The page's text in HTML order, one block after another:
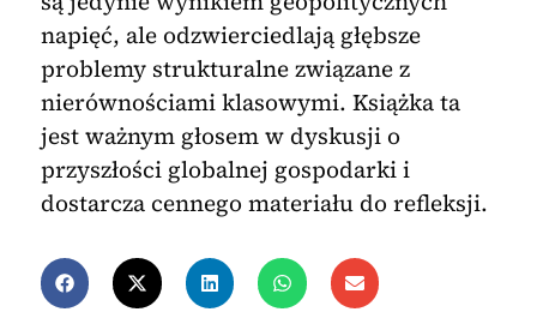
napięć, ale odzwierciedlają głębsze
problemy strukturalne związane z
nierównościami klasowymi. Książka ta
jest ważnym głosem w dyskusji o
przyszłości globalnej gospodarki i
dostarcza cennego materiału do refleksji.